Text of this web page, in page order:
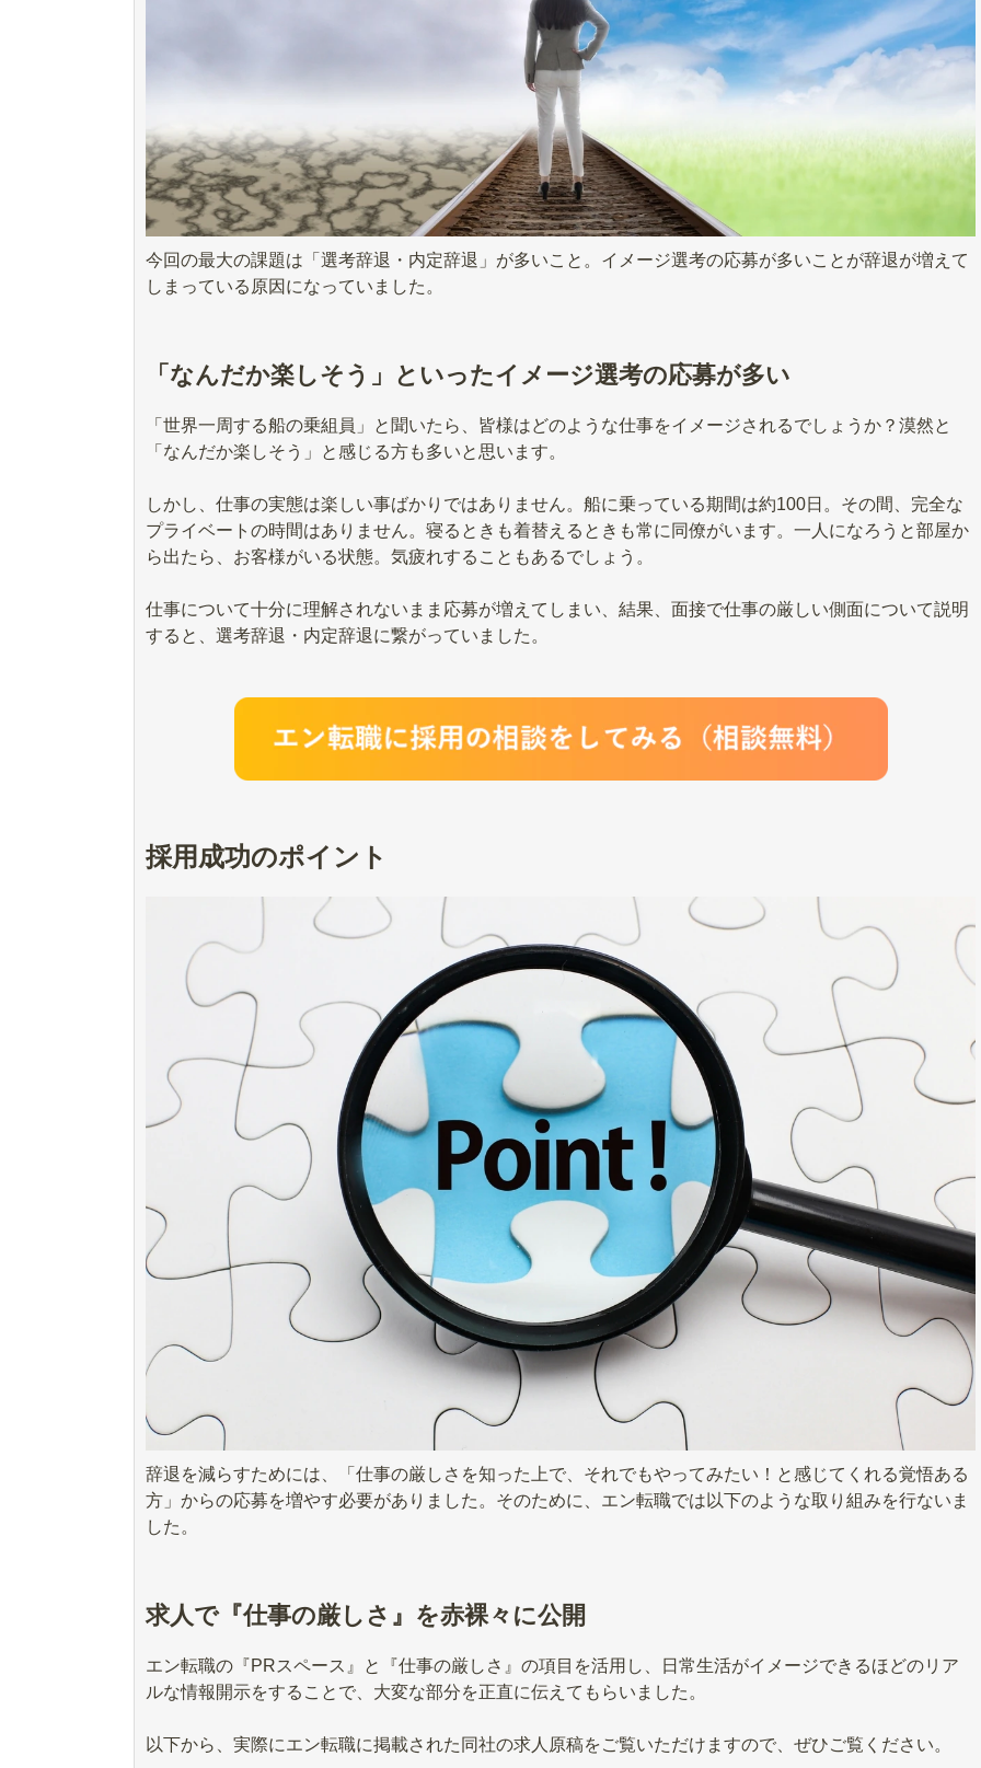
今回の最大の課題は「選考辞退・内定辞退」が多いこと。イメージ選考の応募が多いことが辞退が増えて
しまっている原因になっていました。
「なんだか楽しそう」といったイメージ選考の応募が多い
「世界一周する船の乗組員」と聞いたら、皆様はどのような仕事をイメージされるでしょうか？漠然と
「なんだか楽しそう」と感じる方も多いと思います。
しかし、仕事の実態は楽しい事ばかりではありません。船に乗っている期間は約100日。その間、完全な
プライベートの時間はありません。寝るときも着替えるときも常に同僚がいます。一人になろうと部屋か
ら出たら、お客様がいる状態。気疲れすることもあるでしょう。
仕事について十分に理解されないまま応募が増えてしまい、結果、面接で仕事の厳しい側面について説明
すると、選考辞退・内定辞退に繋がっていました。
採用成功のポイント
辞退を減らすためには、「仕事の厳しさを知った上で、それでもやってみたい！と感じてくれる覚悟ある
方」からの応募を増やす必要がありました。そのために、エン転職では以下のような取り組みを行ないま
した。
求人で『仕事の厳しさ』を赤裸々に公開
エン転職の『PRスペース』と『仕事の厳しさ』の項目を活用し、日常生活がイメージできるほどのリア
ルな情報開示をすることで、大変な部分を正直に伝えてもらいました。
以下から、実際にエン転職に掲載された同社の求人原稿をご覧いただけますので、ぜひご覧ください。